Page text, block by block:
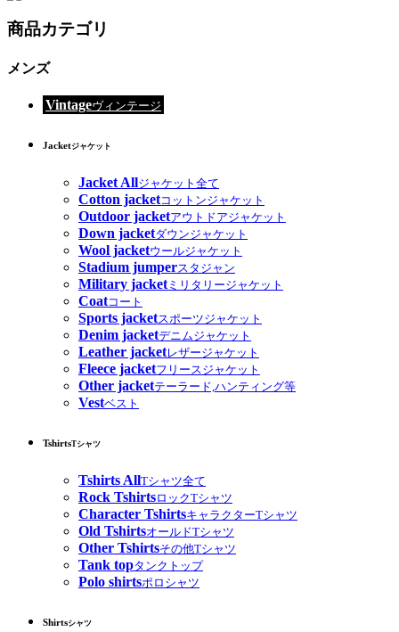
商品カテゴリ
メンズ
Vintageヴィンテージ
Jacketジャケット
Jacket Allジャケット全て
Cotton jacketコットンジャケット
Outdoor jacketアウトドアジャケット
Down jacketダウンジャケット
Wool jacketウールジャケット
Stadium jumperスタジャン
Military jacketミリタリージャケット
Coatコート
Sports jacketスポーツジャケット
Denim jacketデニムジャケット
Leather jacketレザージャケット
Fleece jacketフリースジャケット
Other jacketテーラード,ハンティング等
Vestベスト
TshirtsTシャツ
Tshirts AllTシャツ全て
Rock TshirtsロックTシャツ
Character TshirtsキャラクターTシャツ
Old TshirtsオールドTシャツ
Other Tshirtsその他Tシャツ
Tank topタンクトップ
Polo shirtsポロシャツ
Shirtsシャツ